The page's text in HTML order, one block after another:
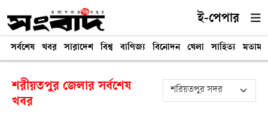
ই-পেপার
সর্বশেষ খবর সারাদেশ বিশ্ব বাণিজ্য বিনোদন খেলা সাহিত্য মতামত
শরীয়তপুর জেলার সর্বশেষ
খবর